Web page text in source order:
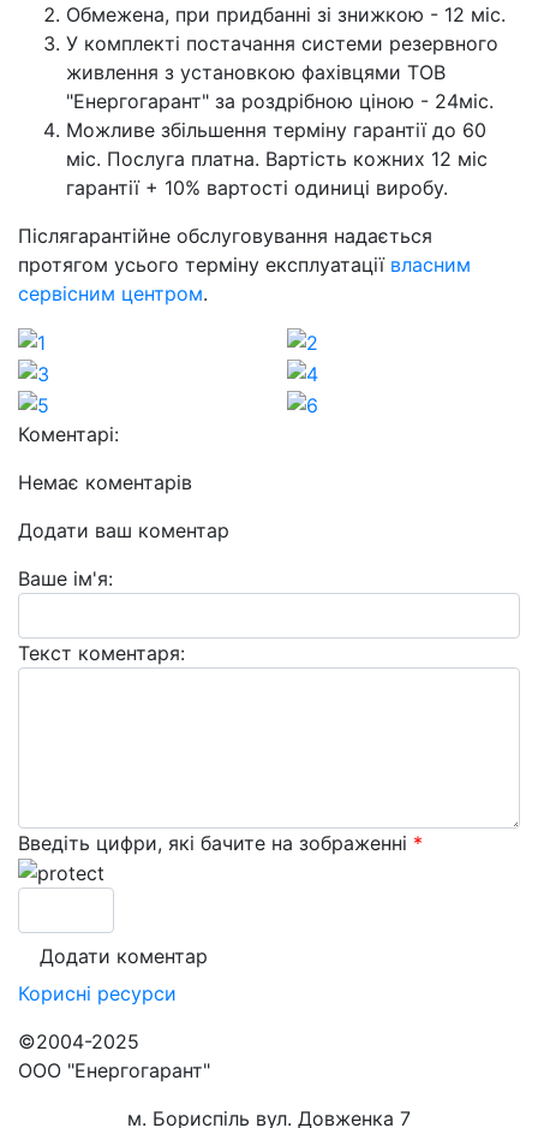
Обмежена, при придбанні зі знижкою - 12 міс.
У комплекті постачання системи резервного
живлення з установкою фахівцями ТОВ
"Енергогарант" за роздрібною ціною - 24міс.
Можливе збільшення терміну гарантії до 60
міс. Послуга платна. Вартість кожних 12 міс
гарантії + 10% вартості одиниці виробу.
Післягарантійне обслуговування надається
протягом усього терміну експлуатації власним
сервісним центром.
Коментарі:
Немає коментарів
Додати ваш коментар
Ваше ім'я:
Текст коментаря:
Введіть цифри, які бачите на зображенні *
Корисні ресурси
©2004-2025
ООО "Енергогарант"
м. Бориспіль вул. Довженка 7